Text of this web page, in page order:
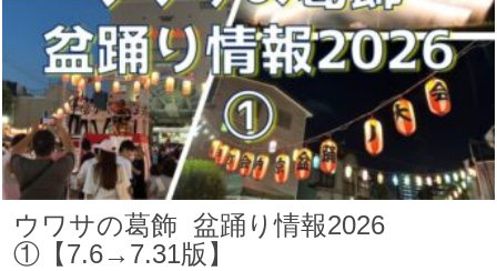
ウワサの葛飾 盆踊り情報2026
①【7.6→7.31版】